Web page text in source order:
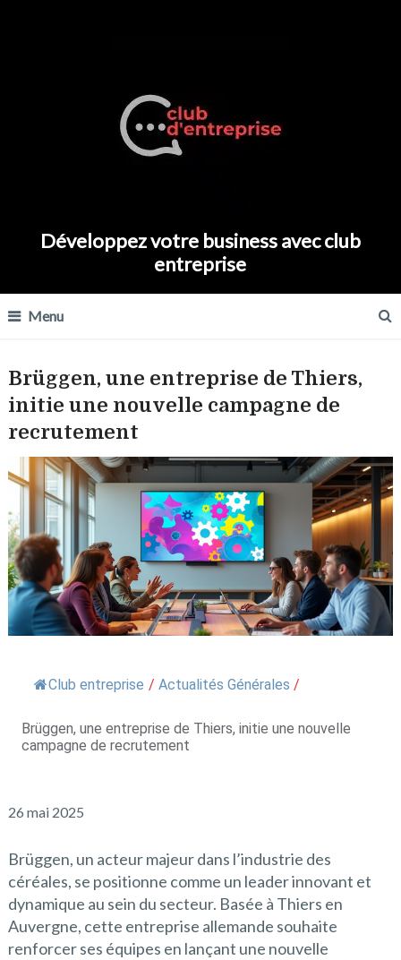
Développez votre business avec club
entreprise
Menu
Brüggen, une entreprise de Thiers,
initie une nouvelle campagne de
recrutement
Club entreprise / Actualités Générales /
Brüggen, une entreprise de Thiers, initie une nouvelle
campagne de recrutement
26 mai 2025
Brüggen, un acteur majeur dans l’industrie des
céréales, se positionne comme un leader innovant et
dynamique au sein du secteur. Basée à Thiers en
Auvergne, cette entreprise allemande souhaite
renforcer ses équipes en lançant une nouvelle